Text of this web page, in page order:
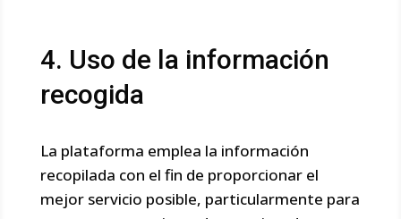
4. Uso de la información
recogida
La plataforma emplea la información
recopilada con el fin de proporcionar el
mejor servicio posible, particularmente para